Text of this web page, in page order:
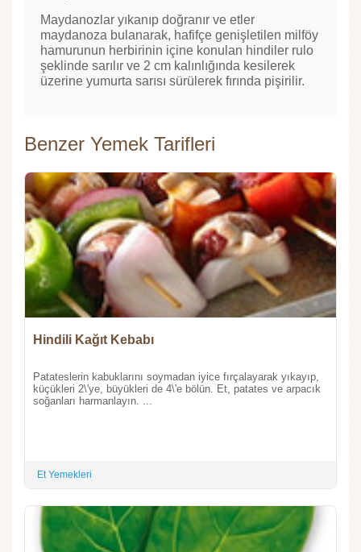
Maydanozlar yıkanıp doğranır ve etler
maydanoza bulanarak, hafifçe genişletilen milföy
hamurunun herbirinin içine konulan hindiler rulo
şeklinde sarılır ve 2 cm kalınlığında kesilerek
üzerine yumurta sarısı sürülerek fırında pişirilir.
Benzer Yemek Tarifleri
Hindili Kağıt Kebabı
Patateslerin kabuklarını soymadan iyice fırçalayarak yıkayıp,
küçükleri 2\'ye, büyükleri de 4\'e bölün. Et, patates ve arpacık
soğanları harmanlayın. ...
Et Yemekleri